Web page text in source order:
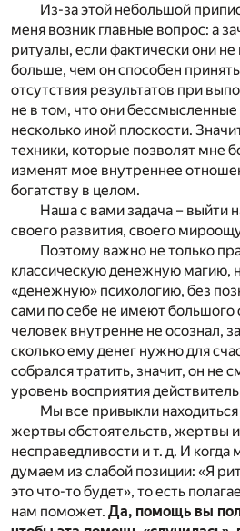
Из-за этой небольшой
меня возник главные вопрос: а
ритуалы, если фактически они
больше, чем он способен
отсутствия результатов при
не в том, что они
несколько иной плоскости.
техники, которые позволят мне
изменят мое внутреннее
богатству в целом.
Наша с вами задача – выйти
своего развития, своего
Поэтому важно не только
классическую денежную магию,
«денежную» психологию, без
сами по себе не имеют большого
человек внутренне не осознал,
сколько ему денег нужно для
собрался тратить, значит, он не
уровень восприятия
Мы все привыкли
жертвы обстоятельств, жертвы
несправедливости и т. д. И
думаем из слабой позиции: «Я
это что-то будет», то есть
нам поможет. Да, помощь вы